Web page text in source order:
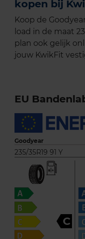
kopen bij
Koop de
load in de maat
plan ook gelijk
jouw KwikFit
EU
Goodyear
235/35R19 91 Y
C